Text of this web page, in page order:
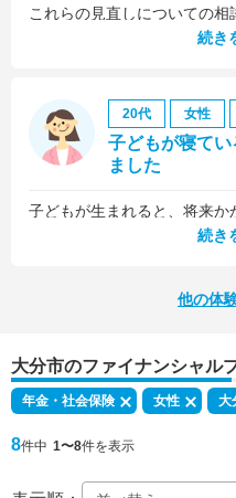
続き
20代 女性
子どもが寝て
ました
何より、とても親身になって対応してくださって大満足。うちと
続き
他の体
大分市のファイナンシャル
年金・社会保険 女性 大
8件中 1〜8件を表示